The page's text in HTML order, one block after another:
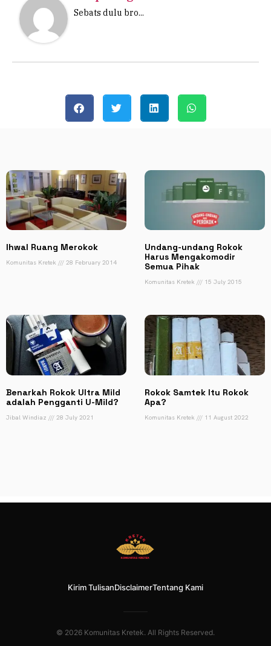
Sebats dulu bro...
Ihwal Ruang Merokok
Komunitas Kretek 28 February 2014
Undang-undang Rokok
Harus Mengakomodir
Semua Pihak
Komunitas Kretek 15 July 2015
Benarkah Rokok Ultra Mild
adalah Pengganti U-Mild?
Jibal Windiaz 28 July 2021
Rokok Samtek Itu Rokok
Apa?
Komunitas Kretek 11 August 2022
Kirim TulisanDisclaimerTentang Kami
© 2026 Komunitas Kretek. All Rights Reserved.